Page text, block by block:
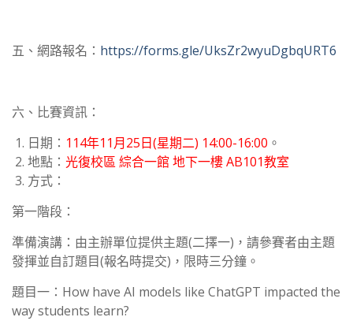
五、網路報名： https://forms.gle/UksZr2wyuDgbqURT6
六、比賽資訊：
日期： 114年11月25日(星期二) 14:00-16:00 。
地點： 光復校區 綜合一館 地下一樓 AB101教室
方式：
第一階段：
準備演講：由主辦單位提供主題(二擇一)，請參賽者由主題
發揮並自訂題目(報名時提交)，限時三分鐘。
題目一：How have AI models like ChatGPT impacted the
way students learn?